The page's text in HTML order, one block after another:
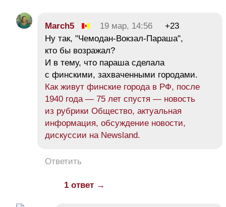
March5 19 мар, 14:56
+23
Ну так, "Чемодан-Вокзал-Параша",
кто бы возражал?
И в тему, что параша сделала
с финскими, захваченными городами.
Как живут финские города в РФ, после
1940 года — 75 лет спустя — новость
из рубрики Общество, актуальная
информация, обсуждение новости,
дискуссии на Newsland.
Ответить
1 ответ →